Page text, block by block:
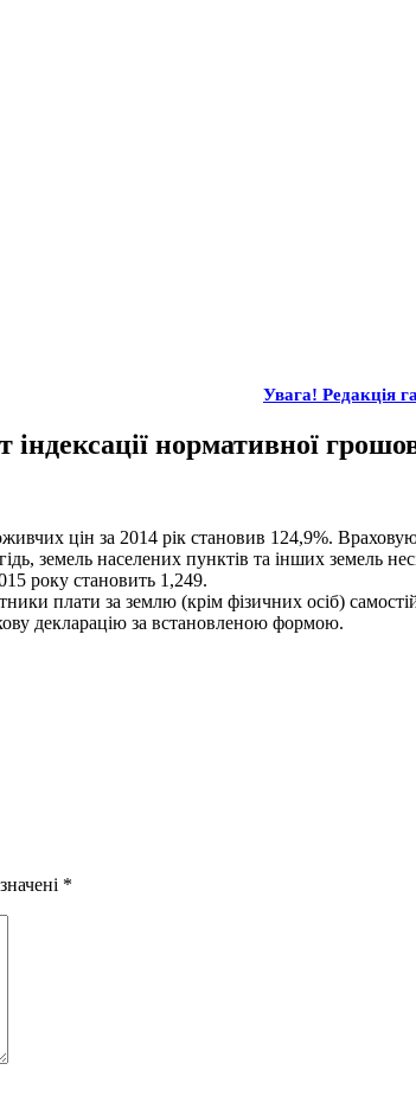
Увага! Редакція
нормативної
цін за 2014 рік становив 124,9%.
земель населених пунктів та інших земель
року становить 1,249.
плати за землю (крім фізичних осіб)
декларацію за встановленою формою.
*